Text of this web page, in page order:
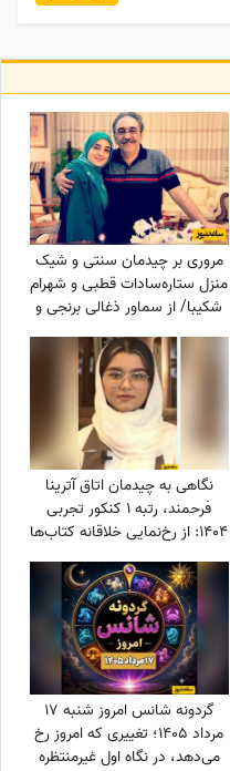
مروری بر چیدمان سنتی و شیک
منزل ستاره‌سادات قطبی و شهرام
شکیبا/ از سماور ذغالی برنجی و
ماشین ظرفشویی تا کتابخانه پر از
کتاب
نگاهی به چیدمان اتاق آترینا
فرحمند، رتبه 1 کنکور تجربی
1404: از رخ‌نمایی خلاقانه کتاب‌ها
روح‌انگیز و آرامش‌بخش برای تمرکز
و موفقیت
گردونه شانس امروز شنبه 17
مرداد 1405؛ تغییری که امروز رخ
می‌دهد، در نگاه اول غیرمنتظره